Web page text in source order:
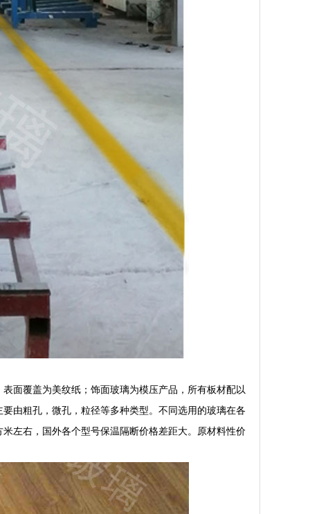
面覆盖为美纹纸；饰面玻璃为模压产品，所有板材配以
由粗孔，微孔，粒径等多种类型。不同选用的玻璃在各
左右，国外各个型号保温隔断价格差距大。原材料性价